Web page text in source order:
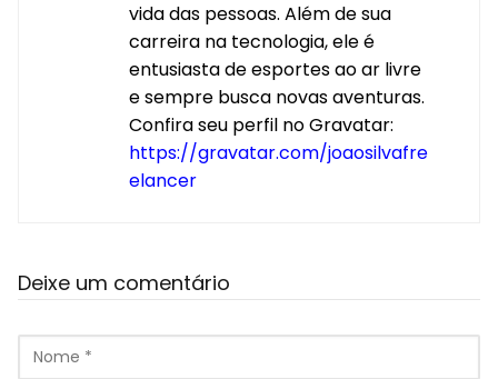
vida das pessoas. Além de sua
carreira na tecnologia, ele é
entusiasta de esportes ao ar livre
e sempre busca novas aventuras.
Confira seu perfil no Gravatar:
https://gravatar.com/joaosilvafre
elancer
Deixe um comentário